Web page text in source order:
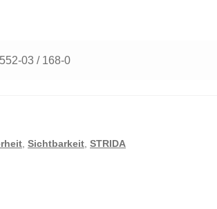
552-03 / 168-0
,Sichtbarkeit,STRIDA